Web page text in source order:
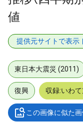
値
提供元サイトで表示
東日本大震災 (2011)
復興 収録:いわ
この画像に似た